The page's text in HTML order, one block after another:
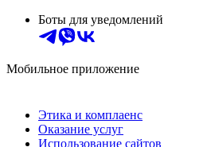
Боты для уведомлений
Мобильное приложение
Этика и комплаенс
Оказание услуг
Использование сайтов